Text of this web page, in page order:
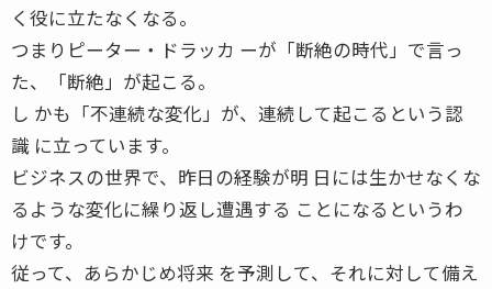
く役に立たなくなる。
つまりピーター・ドラッカ ーが「断絶の時代」で言っ
た、「断絶」が起こる。
し かも「不連続な変化」が、連続して起こるという認
識 に立っています。
ビジネスの世界で、昨日の経験が明 日には生かせなくな
るような変化に繰り返し遭遇する ことになるというわ
けです。
従って、あらかじめ将来 を予測して、それに対して備え